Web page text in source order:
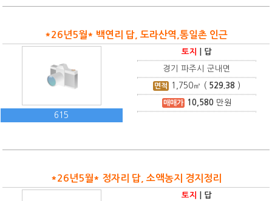
*26년5월* 백연리 답, 도라산역,통일촌 인근
615
토지 답
경기 파주시 군내면
면적 1,750㎡ ( 529.38 )
매매가 10,580만원
*26년5월* 정자리 답, 소액농지 경지정리
토지 답